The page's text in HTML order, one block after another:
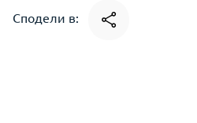
Сподели в: